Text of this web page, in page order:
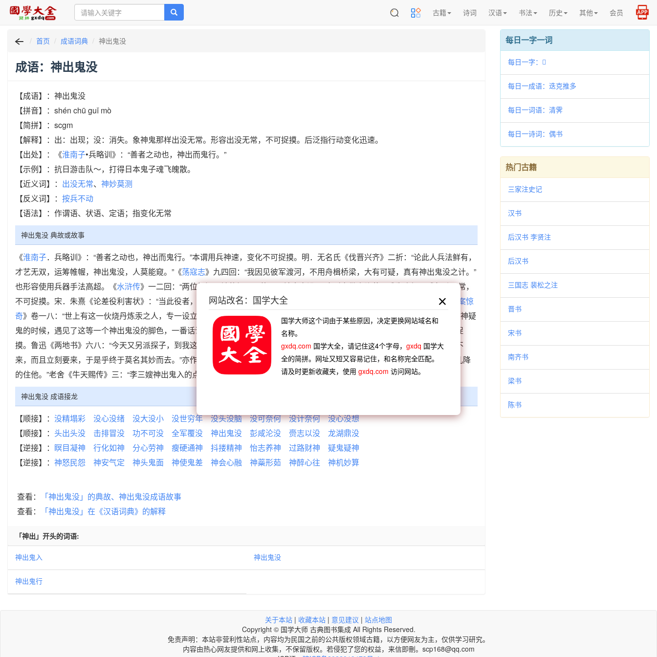
古籍 诗词 汉语 书法 历史 其他 会员
首页 成语词典 神出鬼没
成语：神出鬼没
【成语】：神出鬼没
【拼音】：shén chū guǐ mò
【简拼】：scgm
【解释】：出：出现；没：消失。象神鬼那样出没无常。形容出没无常，不可捉摸。后泛指行动变化迅速。
【出处】：《淮南子•兵略训》：“善者之动也，神出而鬼行。”
【示例】：抗日游击队～，打得日本鬼子魂飞魄散。
【近义词】： 出没无常、 神妙莫测
【反义词】： 按兵不动
【语法】：作谓语、状语、定语；指变化无常
神出鬼没 典故或故事
《淮南子．兵略训》：“善者之动也，神出而鬼行。”本谓用兵神速，变化不可捉摸。明．无名氏《伐晋兴齐》二折：“论此人兵法鲜有，
才艺无双，运筹帷幄，神出鬼没，人莫能窥。”《荡寇志》九四回：“我因见彼军渡河，不用舟楫桥梁，大有可疑，真有神出鬼没之计。”
也形容使用兵器手法高超。《水浒传》一二回：“两位好汉，端的好两口朴刀，神出鬼没！”也形容做事隐蔽，难为人知，或行动无常，
不可捉摸。宋．朱熹《论差役利害状》：“当此役者，其间狡猾奸巧百端，避先趋后，舍重取轻，颠倒错乱，神出鬼没。”《
初刻拍案惊
奇》卷一八：“世上有这一伙烧丹炼汞之人，专一设立圈套，神出鬼没，哄那贪夫痴客。”《儿女英雄传》五回：“如今安公子正在疑神疑
鬼的时候，遇见了这等一个神出鬼没的脚色，一番话说得言言逆耳，字字诛心，叫那安公子怎样的开口？”也形容说话的内容难以捉
摸。鲁迅《两地书》六八：“今天又另派探子，到我这里来探听伏园消息。我不禁好笑，答得极其神出鬼没，似乎不来，似乎并非不
来，而且立刻要来，于是乎终于莫名其妙而去。”亦作“
神出鬼入”。《儿女英雄传》一四回：“褚一官是怕得神出鬼入。只有他个女儿降
的住他。”老舍《牛天赐传》三：“李三嫂神出鬼入的点了点头。”
神出鬼没 成语接龙
【顺接】： 没精塌彩 没心没绪 没大没小 没世穷年 没头没脑 没可奈何 没计奈何
没心没想
【顺接】： 头出头没 击排冒没 功不可没 全军覆没 神出鬼没 彭咸沦没 赍志以没
龙湖鼎没
【逆接】： 瞑目凝神 行化如神 分心劳神 瘦硬通神 抖搂精神 怡志养神 过路财神
疑鬼疑神
【逆接】： 神怒民怨 神安气定 神头鬼面 神使鬼差 神会心融 神蘂形茹 神醉心往 神机妙算
查看：
「神出鬼没」的典故、神出鬼没成语故事
查看：
「神出鬼没」在《汉语词典》的解释
「神出」开头的词语:
神出鬼入 神出鬼没
神出鬼行
每日一字一词
每日一字：𧒎
每日一成语：迭克推多
每日一词语：清霁
每日一诗词：偶书
热门古籍
三家注史记
汉书
后汉书 李贤注
后汉书
三国志 裴松之注
晋书
宋书
南齐书
梁书
陈书
关于本站 | 收藏本站 | 意见建议 | 站点地图
Copyright © 国学大师 古典图书集成 All Rights Reserved.
免责声明：本站非营利性站点，内容均为民国之前的公共版权领域古籍，以方便网友为主，仅供学习研究。
内容由热心网友提供和网上收集，不保留版权。若侵犯了您的权益，来信即刪。scp168@qq.com
网站改名：国学大全
国学大师这个词由于某些原因，决定更换网站域名和
名称。
gxdq.com 国学大全，请记住这4个字母， gxdq 国学大
全的简拼。网址又短又容易记住，和名称完全匹配。
请及时更新收藏夹，使用 gxdq.com 访问网站。